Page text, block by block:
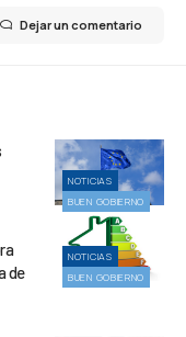
Dejar un comentario
NOTICIAS
BUEN GOBIERNO
NOTICIAS
BUEN GOBIERNO
de